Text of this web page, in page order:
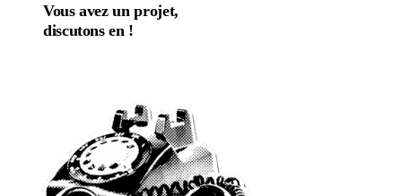
Vous avez un projet,
discutons en !